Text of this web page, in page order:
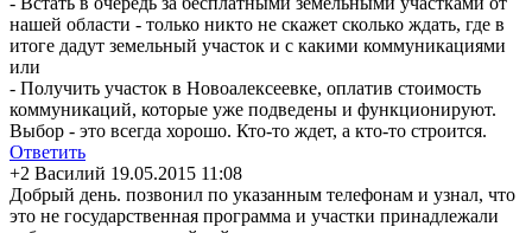
нашей области - только никто не скажет сколько ждать, где в
итоге дадут земельный участок и с какими коммуникациями
или
- Получить участок в Новоалексеевке, оплатив стоимость
коммуникаций, которые уже подведены и функционируют.
Выбор - это всегда хорошо. Кто-то ждет, а кто-то строится.
Ответить
+2 Василий 19.05.2015 11:08
Добрый день. позвонил по указанным телефонам и узнал, что
это не государственная программа и участки принадлежали